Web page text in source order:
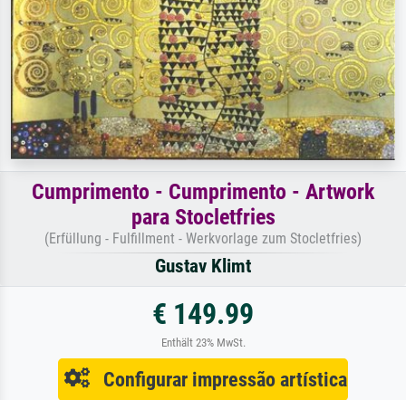
Cumprimento - Cumprimento - Artwork
para Stocletfries
(Erfüllung - Fulfillment - Werkvorlage zum Stocletfries)
Gustav Klimt
€ 149.99
Enthält 23% MwSt.
Configurar impressão artística